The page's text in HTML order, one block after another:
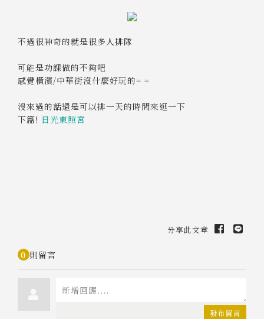
不過很神奇的就是很多人排隊
可能是功課做的不夠吧
感覺橫濱/中華街沒什麼好玩的= =
沒來過的話還是可以排一天的時間來逛一下
下篇! 日光東照宮
分享此文章
0 則留言
發布留言